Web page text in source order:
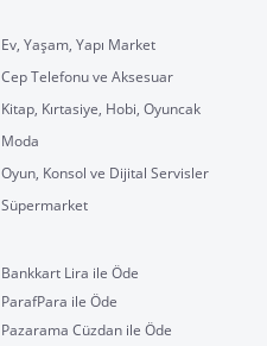
Ev, Yaşam, Yapı Market
Cep Telefonu ve Aksesuar
Kitap, Kırtasiye, Hobi, Oyuncak
Moda
Oyun, Konsol ve Dijital Servisler
Süpermarket
Bankkart Lira ile Öde
ParafPara ile Öde
Pazarama Cüzdan ile Öde